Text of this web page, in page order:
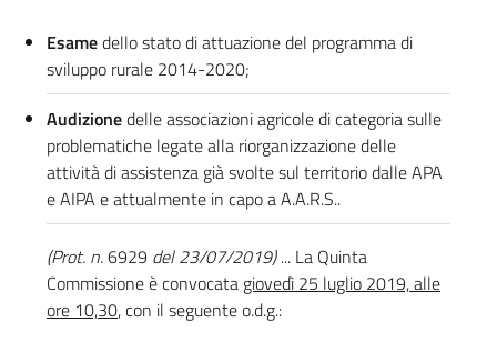
Esamedello stato di attuazione del programma di
sviluppo rurale 2014-2020;
Audizionedelle associazioni agricole di categoria sulle
problematiche legate alla riorganizzazione delle
attività di assistenza già svolte sul territorio dalle APA
e AIPA e attualmente in capo a A.A.R.S..
(Prot. n.6929 del 23/07/2019)... La Quinta
Commissione è convocata giovedì 25 luglio 2019, alle
ore 10,30, con il seguente o.d.g.: